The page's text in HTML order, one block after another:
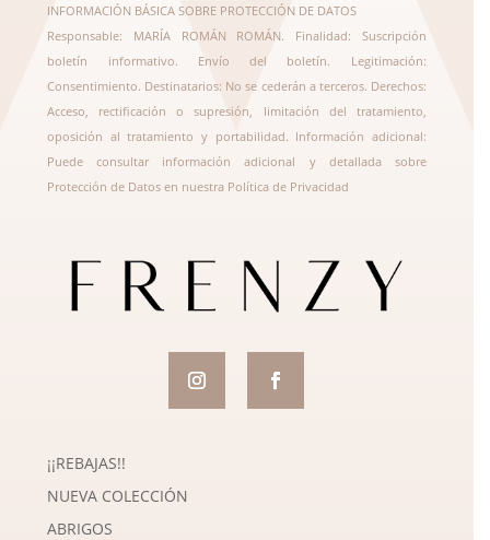
INFORMACIÓN BÁSICA SOBRE PROTECCIÓN DE DATOS
Responsable: MARÍA ROMÁN ROMÁN. Finalidad: Suscripción
boletín informativo. Envío del boletín. Legitimación:
Consentimiento. Destinatarios: No se cederán a terceros. Derechos:
Acceso, rectificación o supresión, limitación del tratamiento,
oposición al tratamiento y portabilidad. Información adicional:
Puede consultar información adicional y detallada sobre
Protección de Datos en nuestra Política de Privacidad
¡¡REBAJAS!!
NUEVA COLECCIÓN
ABRIGOS